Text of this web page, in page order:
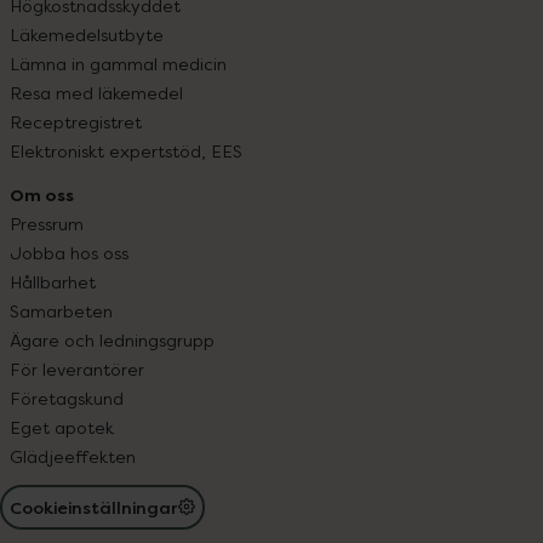
Högkostnadsskyddet
Läkemedelsutbyte
Lämna in gammal medicin
Resa med läkemedel
Receptregistret
Elektroniskt expertstöd, EES
Om oss
Pressrum
Jobba hos oss
Hållbarhet
Samarbeten
Ägare och ledningsgrupp
För leverantörer
Företagskund
Eget apotek
Glädjeeffekten
Cookieinställningar